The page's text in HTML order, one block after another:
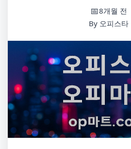
8개월 전
By 오피스타